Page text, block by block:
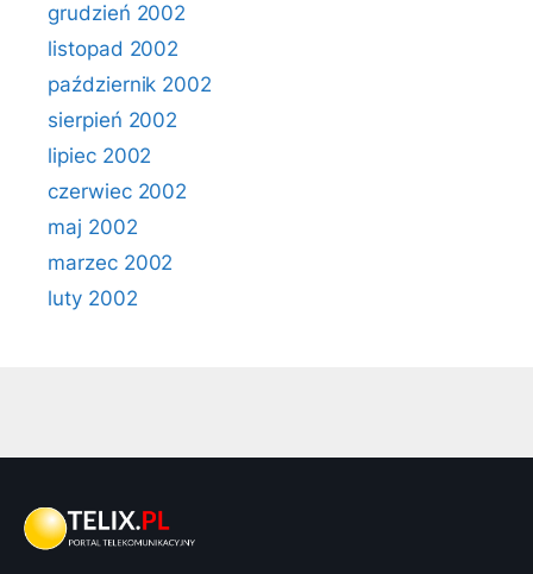
grudzień 2002
listopad 2002
październik 2002
sierpień 2002
lipiec 2002
czerwiec 2002
maj 2002
marzec 2002
luty 2002